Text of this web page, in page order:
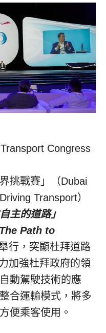
Congress
挑戰賽」（Dubai
Transport）
主的道路」
Path to
行，突顯杜拜道路
加強杜拜政府的領
動駕駛技術的應
合運輸模式，將多
便乘客使用。